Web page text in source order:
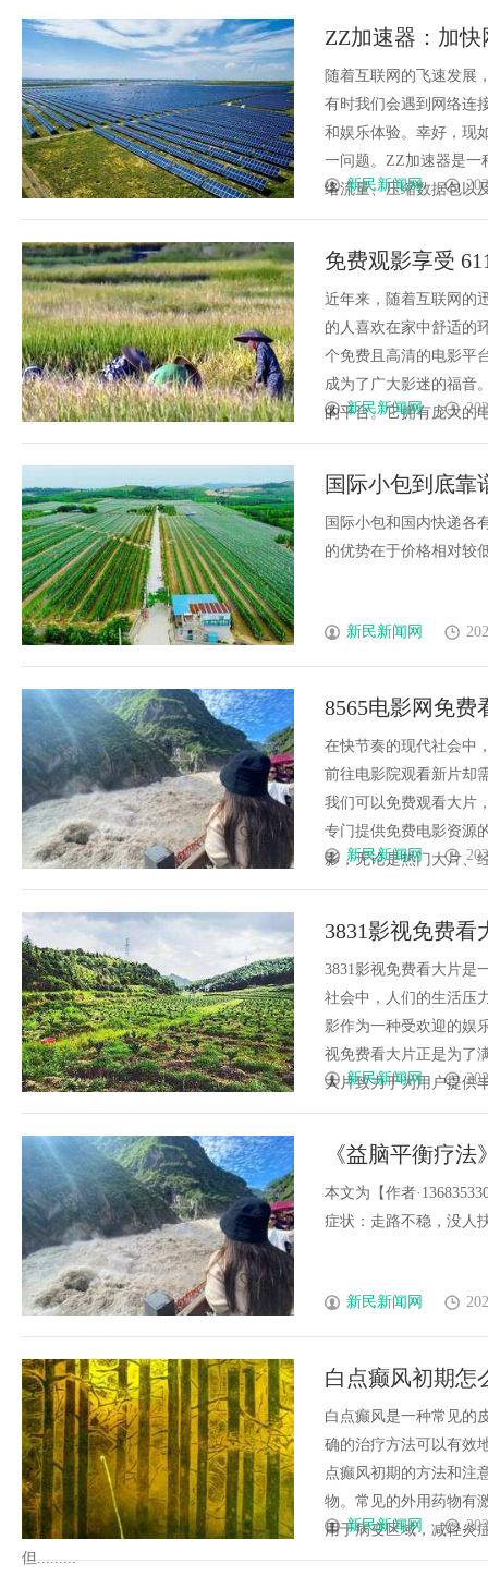
ZZ加速器：加
随着互联网的飞速发展
有时我们会遇到网络连
和娱乐体验。幸好，现
一问题。ZZ加速器是一
络流量、压缩数据包以
新民新闻网
免费观影享受
近年来，随着互联网的
的人喜欢在家中舒适的
个免费且高清的电影平
成为了广大影迷的福音
的平台。它拥有庞大的
新民新闻网
国际小包到底靠
国际小包和国内快递各
的优势在于价格相对较
新民新闻网
8565电影网免费
在快节奏的现代社会中
前往电影院观看新片却
我们可以免费观看大片
专门提供免费电影资源
影，无论是热门大片、
新民新闻网
3831影视免费看
3831影视免费看大片是
社会中，人们的生活压
影作为一种受欢迎的娱
视免费看大片正是为了
大片致力于为用户提供
新民新闻网
《益脑平衡疗
本文为【作者
症状：走路不稳，没人
新民新闻网
白点癫风初期怎
白点癫风是一种常见的
确的治疗方法可以有效
点癫风初期的方法和注
物。常见的外用药物有
用于病变区域，减轻炎
但.........
新民新闻网